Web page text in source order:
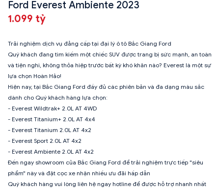
Ford Everest Ambiente 2023
1.099 tỷ
Trải nghiệm dịch vụ đẳng cấp tại đại lý ô tô Bắc Giang Ford
Quý khách đang tìm kiếm một chiếc SUV được trang bị sức mạnh, an toàn
và tiện nghi, không thỏa hiệp trước bất kỳ khó khăn nào? Everest là một sự
lựa chọn Hoàn Hảo!
Hiện nay, tại Bắc Giang Ford đầy đủ các phiên bản và đa dạng màu sắc
dành cho Quý khách hàng lựa chọn:
- Everest Wildtrak+ 2.0L AT 4WD
- Everest Titanium+ 2.0L AT 4x4
- Everest Titanium 2.0L AT 4x2
- Everest Sport 2.0L AT 4x2
- Everest Ambiente 2.0L AT 4x2
Đến ngay showroom của Bắc Giang Ford để trải nghiệm trực tiếp "siêu
phẩm" này và đặt cọc xe nhận nhiều ưu đãi hấp dẫn
Quý khách hàng vui lòng liên hệ ngay hotline để được hỗ trợ nhanh nhất